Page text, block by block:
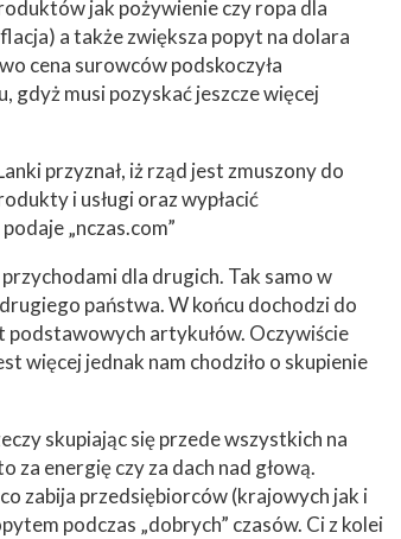
jak pożywienie czy ropa dla
a także zwiększa popyt na dolara
cena surowców podskoczyła
gdyż musi pozyskać jeszcze więcej
przyznał, iż rząd jest zmuszony do
i usługi oraz wypłacić
„nczas.com”
dla drugich. Tak samo w
państwa. W końcu dochodzi do
podstawowych artykułów. Oczywiście
więcej jednak nam chodziło o skupienie
skupiając się przede wszystkich na
za energię czy za dach nad głową.
zabija przedsiębiorców (krajowych jak i
podczas „dobrych” czasów. Ci z kolei